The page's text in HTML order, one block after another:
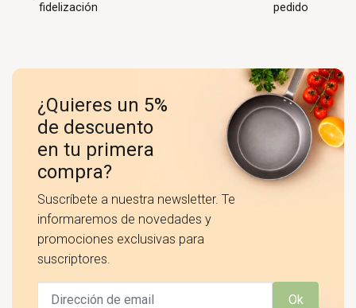
fidelización
pedido
¿Quieres un 5%
de descuento
en tu primera
compra?
Suscríbete a nuestra newsletter. Te
informaremos de novedades y
promociones exclusivas para
suscriptores.
Ok